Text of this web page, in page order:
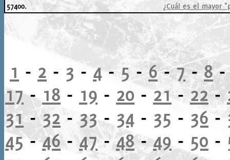
57400.
¿Cuál es el mayor
1 - 2 - 3 -4- 5 -6-7-8
17- 18 - 19 - 20 -21-22-
31-32-33- 34 - 35 - 36 -
45-46-47-48-49 - 50 -